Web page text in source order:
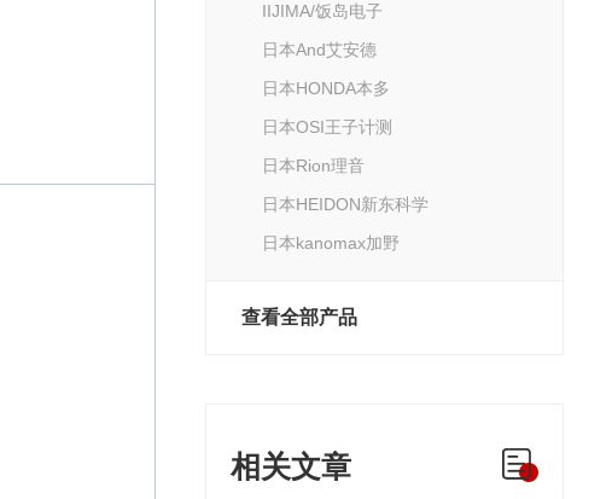
IIJIMA/饭岛电子
日本And艾安德
日本HONDA本多
日本OSI王子计测
日本Rion理音
日本HEIDON新东科学
日本kanomax加野
查看全部产品
相关文章